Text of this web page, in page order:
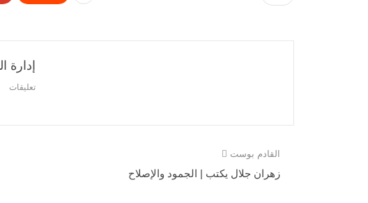
إدارة
تعليقات
القادم بوست
زهران جلال يكتب | الجمود والإصلاح